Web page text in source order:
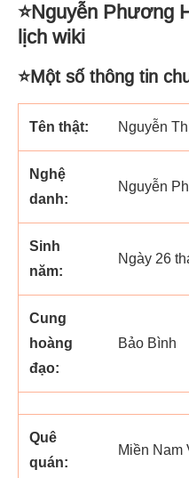
⭐Nguyễn Phương
lịch wiki
⭐Một số thông tin
Tên thật: Nguyễn
Nghệ
danh:
Nguyễn
Sinh
năm:
Ngày 26
Cung
hoàng
đạo:
Bảo Bình
Quê
quán:
Miền Nam